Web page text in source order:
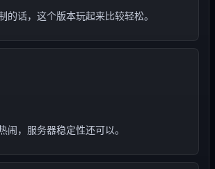
的话，这个版本玩起来比较轻松。
闹，服务器稳定性还可以。